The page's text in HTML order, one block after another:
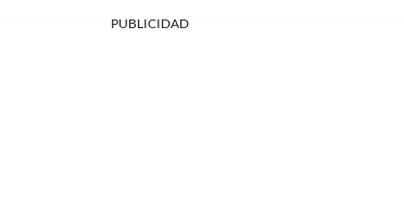
PUBLICIDAD